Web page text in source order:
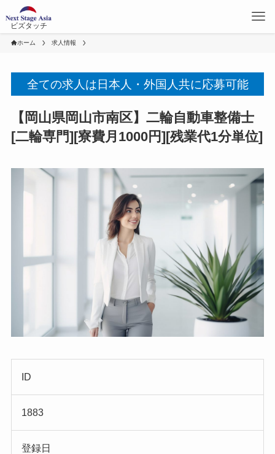
ビズタッチ
ホーム 求人情報
全ての求人は日本人・外国人共に応募可能
【岡山県岡山市南区】二輪自動車整備士
[二輪専門][寮費月1000円][残業代1分単位]
ID
1883
登録日